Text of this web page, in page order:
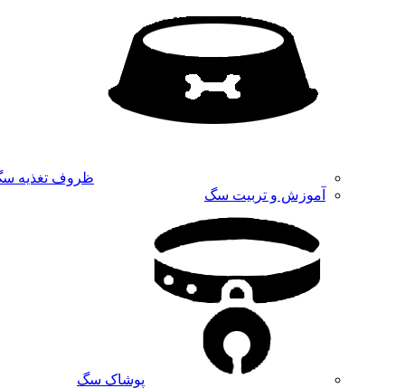
ظروف تغذیه
آموزش و تربیت سگ
پوشاک سگ